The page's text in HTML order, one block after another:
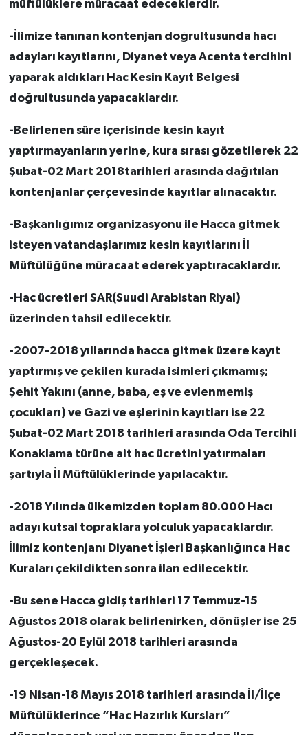
müftülüklere müracaat edeceklerdir.
-İlimize tanınan kontenjan doğrultusunda hacı
adayları kayıtlarını, Diyanet veya Acenta tercihini
yaparak aldıkları Hac Kesin Kayıt Belgesi
doğrultusunda yapacaklardır.
-Belirlenen süre içerisinde kesin kayıt
yaptırmayanların yerine, kura sırası gözetilerek 22
Şubat-02 Mart 2018tarihleri arasında dağıtılan
kontenjanlar çerçevesinde kayıtlar alınacaktır.
-Başkanlığımız organizasyonu ile Hacca gitmek
isteyen vatandaşlarımız kesin kayıtlarını İl
Müftülüğüne müracaat ederek yaptıracaklardır.
-Hac ücretleri SAR(Suudi Arabistan Riyal)
üzerinden tahsil edilecektir.
-2007-2018 yıllarında hacca gitmek üzere kayıt
yaptırmış ve çekilen kurada isimleri çıkmamış;
Şehit Yakını (anne, baba, eş ve evlenmemiş
çocukları) ve Gazi ve eşlerinin kayıtları ise 22
Şubat-02 Mart 2018 tarihleri arasında Oda Tercihli
Konaklama türüne ait hac ücretini yatırmaları
şartıyla İl Müftülüklerinde yapılacaktır.
-2018 Yılında ülkemizden toplam 80.000 Hacı
adayı kutsal topraklara yolculuk yapacaklardır.
İlimiz kontenjanı Diyanet İşleri Başkanlığınca Hac
Kuraları çekildikten sonra ilan edilecektir.
-Bu sene Hacca gidiş tarihleri 17 Temmuz-15
Ağustos 2018 olarak belirlenirken, dönüşler ise 25
Ağustos-20 Eylül 2018 tarihleri arasında
gerçekleşecek.
-19 Nisan-18 Mayıs 2018 tarihleri arasında İl/İlçe
Müftülüklerince “Hac Hazırlık Kursları”